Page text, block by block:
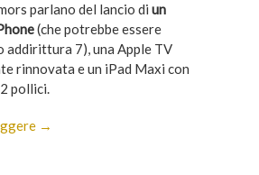
parlano del lancio di un
(che potrebbe essere
addirittura 7), una Apple TV
rinnovata e un iPad Maxi con
pollici.
→